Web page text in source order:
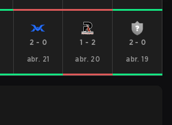
2 - 0
abr. 21
1 - 2
abr. 20
2- 0
abr. 19